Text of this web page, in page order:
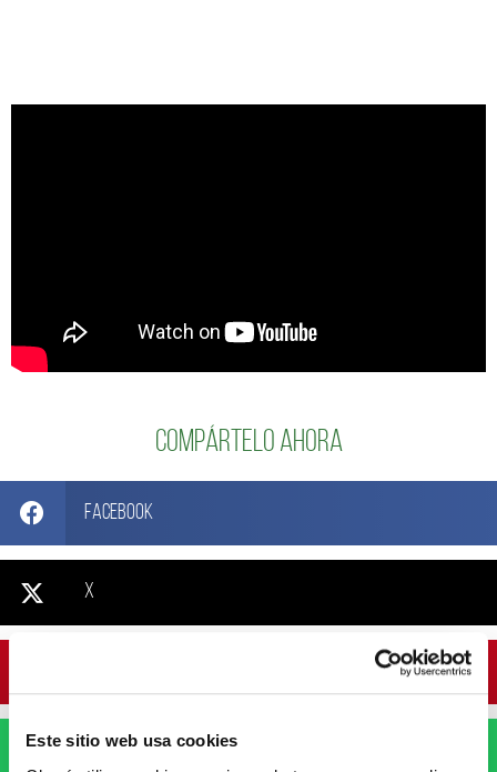
Este sitio web usa cookies
Compártelo ahora
Facebook
X
WhatsApp